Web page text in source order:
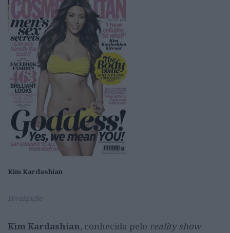
Kim Kardashian
Divulgação
Kim Kardashian, conhecida pelo reality show